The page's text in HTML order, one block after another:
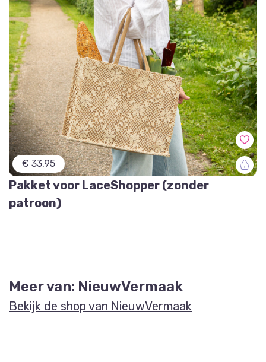
€ 33,95
Pakket voor LaceShopper (zonder
patroon)
Meer van: NieuwVermaak
Bekijk de shop van NieuwVermaak